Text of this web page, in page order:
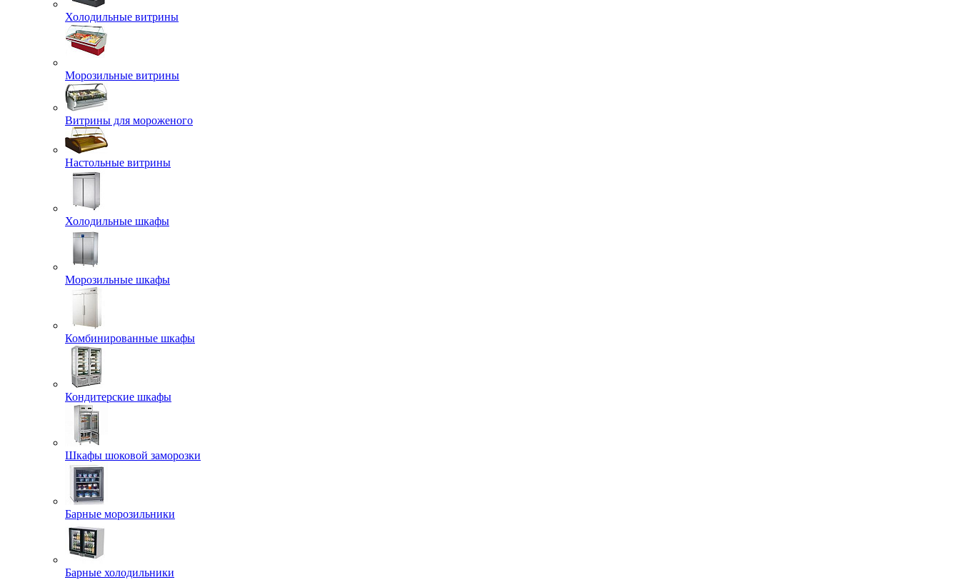
Холодильные витрины
Морозильные витрины
Витрины для мороженого
Настольные витрины
Холодильные шкафы
Морозильные шкафы
Комбинированные шкафы
Кондитерские шкафы
Шкафы шоковой заморозки
Барные морозильники
Барные холодильники